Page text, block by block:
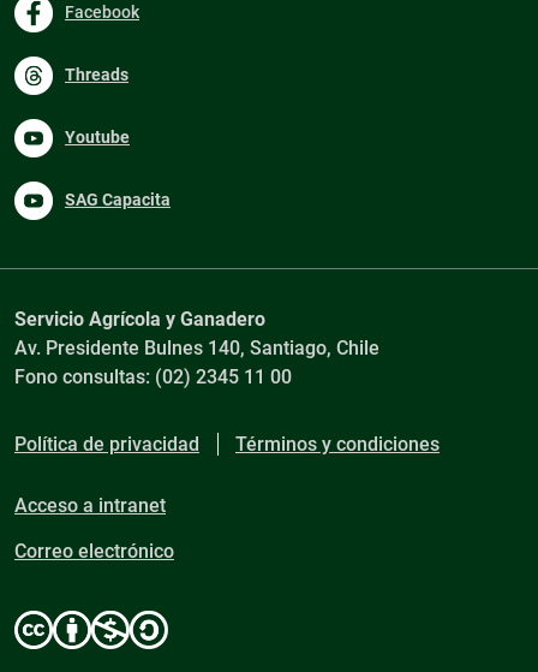
Facebook
Threads
Youtube
SAG Capacita
Servicio Agrícola y Ganadero
Av. Presidente Bulnes 140, Santiago, Chile
Fono consultas: (02) 2345 11 00
Política de privacidad Términos y condiciones
Acceso a intranet
Correo electrónico